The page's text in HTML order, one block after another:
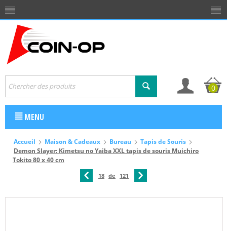
0
MENU
Accueil Maison & Cadeaux Bureau
Tapis de Souris
Demon Slayer: Kimetsu no Yaiba XXL tapis de souris Muichiro
Tokito 80 x 40 cm
18 de 121